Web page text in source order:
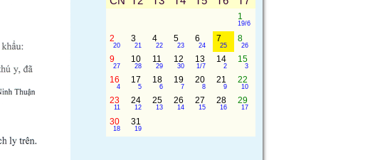
1
19/6
2
20
3
21
4
22
5
23
6
24
7
25
8
26
9
27
10
28
11
29
12
30
13
1/7
14
2
15
3
16
4
17
5
18
6
19
7
20
8
21
9
22
10
23
11
24
12
25
13
26
14
27
15
28
16
29
17
30
18
31
19